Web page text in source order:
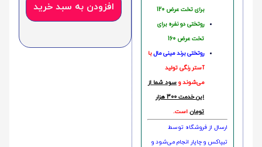
برای تخت عرض 120
روتختی دو نفره برای
تخت عرض 160
روتختی‌ برند مینی مالبا
آستر رنگی تولید
می‌شوند و سود شما از
این خدمت 300 هزار
تومان است.
ارسال از فروشگاه توسط
تیپاکس و چاپار انجام می‌شود و
افزودن به سبد خرید